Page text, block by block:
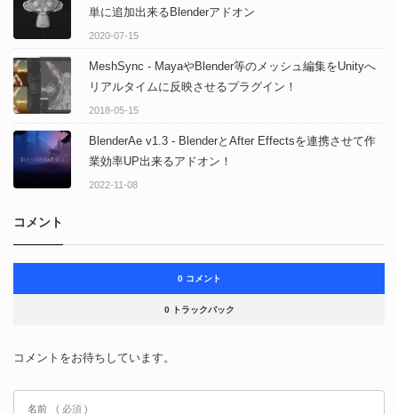
単に追加出来るBlenderアドオン
2020-07-15
MeshSync - MayaやBlender等のメッシュ編集をUnityへ
リアルタイムに反映させるプラグイン！
2018-05-15
BlenderAe v1.3 - BlenderとAfter Effectsを連携させて作
業効率UP出来るアドオン！
2022-11-08
コメント
0 コメント
0 トラックバック
コメントをお待ちしています。
名前 ( 必須 )